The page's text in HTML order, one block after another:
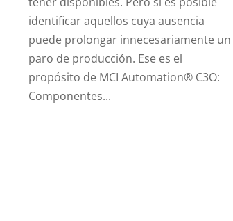
identificar aquellos cuya ausencia
puede prolongar innecesariamente un
paro de producción. Ese es el
propósito de MCI Automation® C3O:
Componentes...